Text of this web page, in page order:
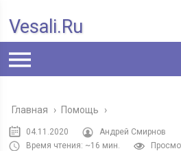
Vesali.ru
Главная › Помощь ›
04.11.2020
Андрей Смирнов
Время чтения: ~16 мин.